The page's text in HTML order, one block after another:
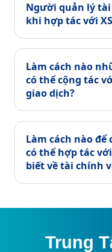
Người quản lý
khi hợp tác với
Làm cách nào
có thể cộng tác
giao dịch?
Làm cách nào để
có thể hợp tác
biết về tài chính
Trung